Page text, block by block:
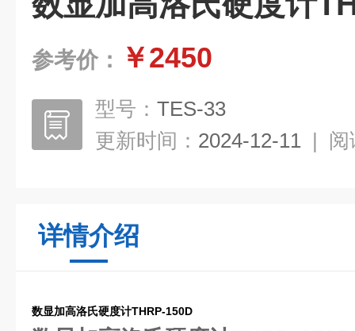
参考价： ￥2450
型号： TES-33
更新时间： 2024-12-11 | 阅
详情介绍
数显加高洛氏硬度计THRP-150D